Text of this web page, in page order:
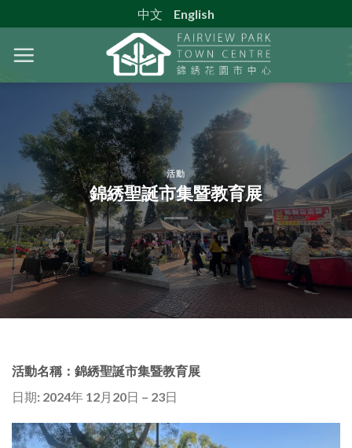
to
content
中文 English
活動
錦綉聖誕市集暨教育展
活動名稱：錦綉聖誕市集暨教育展
日期: 2024年 12月20日 – 23日